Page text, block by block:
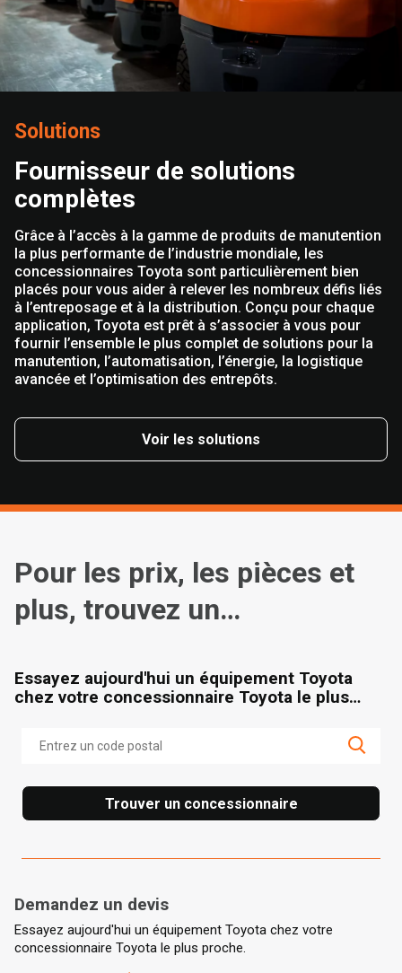
Solutions
Fournisseur de solutions
complètes
Grâce à l’accès à la gamme de produits de manutention
la plus performante de l’industrie mondiale, les
concessionnaires Toyota sont particulièrement bien
placés pour vous aider à relever les nombreux défis liés
à l’entreposage et à la distribution. Conçu pour chaque
application, Toyota est prêt à s’associer à vous pour
fournir l’ensemble le plus complet de solutions pour la
manutention, l’automatisation, l’énergie, la logistique
avancée et l’optimisation des entrepôts.
Voir les solutions
Pour les prix, les pièces et
plus, trouvez un
Essayez aujourd'hui un équipement Toyota
chez votre concessionnaire Toyota le plus
Trouver un concessionnaire
Demandez un devis
Essayez aujourd'hui un équipement Toyota chez votre
concessionnaire Toyota le plus proche.